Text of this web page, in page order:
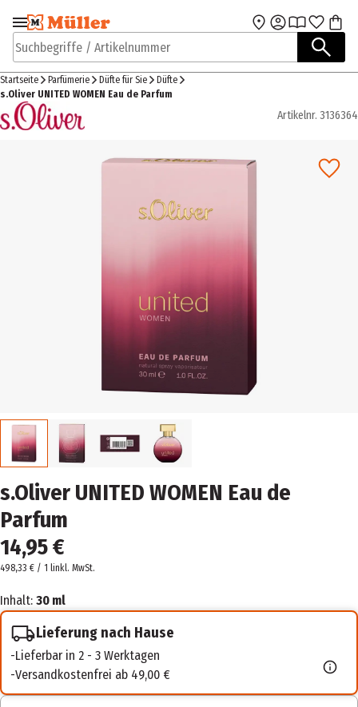
Zur Navigation
springen
Zum Hauptinhalt
Suchbegriffe / Artikelnummer
Startseite Parfümerie Düfte für Sie
Düfte
s.Oliver UNITED WOMEN Eau de Parfum
Artikelnr. 3136364
s.Oliver UNITED WOMEN Eau de
Parfum
14,95 €
498,33 € / 1 linkl. MwSt.
Inhalt: 30 ml
Lieferung nach Hause
Lieferbar in 2 - 3 Werktagen
Versandkostenfrei ab 49,00 €